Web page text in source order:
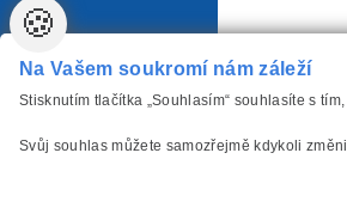
🍪
Na Vašem soukromí nám záleží
Stisknutím tlačítka „Souhlasím“ souhlasíte s
Svůj souhlas můžete samozřejmě kdykoli